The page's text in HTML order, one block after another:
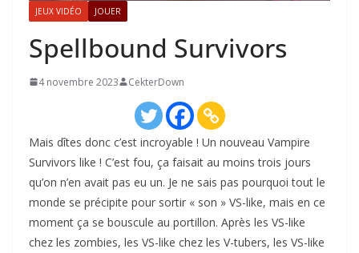
JEUX VIDÉO JOUER
Spellbound Survivors
4 novembre 2023 CekterDown
Mais dîtes donc c’est incroyable ! Un nouveau Vampire
Survivors like ! C’est fou, ça faisait au moins trois jours
qu’on n’en avait pas eu un. Je ne sais pas pourquoi tout le
monde se précipite pour sortir « son » VS-like, mais en ce
moment ça se bouscule au portillon. Après les VS-like
chez les zombies, les VS-like chez les V-tubers, les VS-like